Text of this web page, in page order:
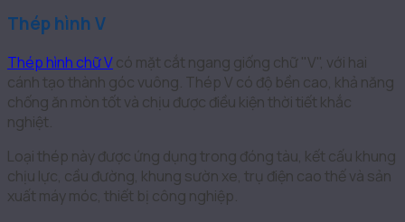
Thép hình V
Thép hình chữ Vcó mặt cắt ngang giống chữ "V", với hai
cánh tạo thành góc vuông. Thép V có độ bền cao, khả năng
chống ăn mòn tốt và chịu được điều kiện thời tiết khắc
nghiệt.
Loại thép này được ứng dụng trong đóng tàu, kết cấu khung
chịu lực, cầu đường, khung sườn xe, trụ điện cao thế và sản
xuất máy móc, thiết bị công nghiệp.